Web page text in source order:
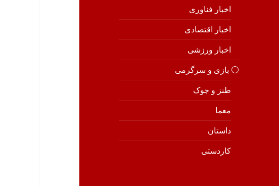
اخبار فناوری
اخبار اقتصادی
اخبار ورزشی
⚪️ بازی و سرگرمی
طنز و جوک
معما
داستان
کاردستی